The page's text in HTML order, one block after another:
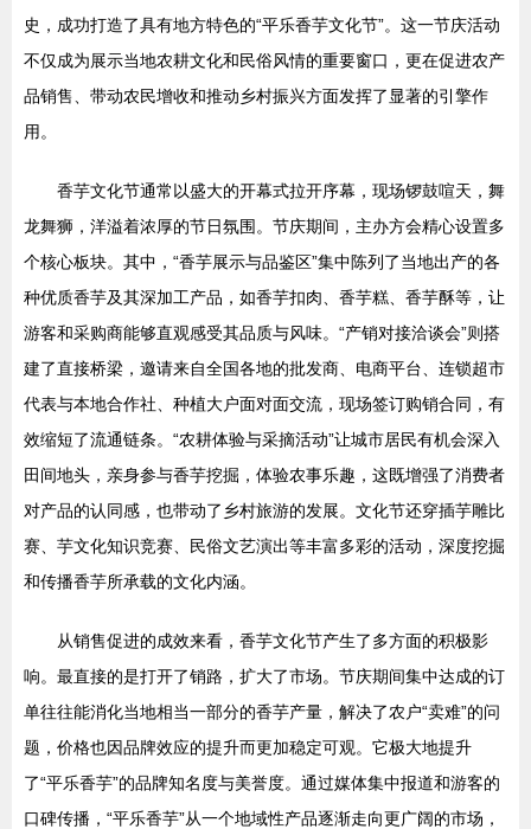
史，成功打造了具有地方特色的“平乐香芋文化节”。这一节庆活动
不仅成为展示当地农耕文化和民俗风情的重要窗口，更在促进农产
品销售、带动农民增收和推动乡村振兴方面发挥了显著的引擎作
用。
香芋文化节通常以盛大的开幕式拉开序幕，现场锣鼓喧天，舞
龙舞狮，洋溢着浓厚的节日氛围。节庆期间，主办方会精心设置多
个核心板块。其中，“香芋展示与品鉴区”集中陈列了当地出产的各
种优质香芋及其深加工产品，如香芋扣肉、香芋糕、香芋酥等，让
游客和采购商能够直观感受其品质与风味。“产销对接洽谈会”则搭
建了直接桥梁，邀请来自全国各地的批发商、电商平台、连锁超市
代表与本地合作社、种植大户面对面交流，现场签订购销合同，有
效缩短了流通链条。“农耕体验与采摘活动”让城市居民有机会深入
田间地头，亲身参与香芋挖掘，体验农事乐趣，这既增强了消费者
对产品的认同感，也带动了乡村旅游的发展。文化节还穿插芋雕比
赛、芋文化知识竞赛、民俗文艺演出等丰富多彩的活动，深度挖掘
和传播香芋所承载的文化内涵。
从销售促进的成效来看，香芋文化节产生了多方面的积极影
响。最直接的是打开了销路，扩大了市场。节庆期间集中达成的订
单往往能消化当地相当一部分的香芋产量，解决了农户“卖难”的问
题，价格也因品牌效应的提升而更加稳定可观。它极大地提升
了“平乐香芋”的品牌知名度与美誉度。通过媒体集中报道和游客的
口碑传播，“平乐香芋”从一个地域性产品逐渐走向更广阔的市场，